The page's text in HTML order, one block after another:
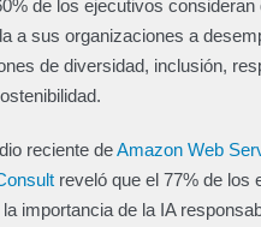
de los ejecutivos consideran
a sus organizaciones a
de diversidad, inclusión,
reciente deAmazon Web
reveló que el 77% de los
importancia de la IA